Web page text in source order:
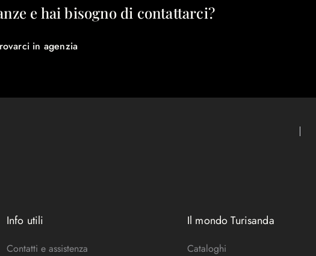
e hai bisogno di contattarci?
in agenzia
Info utili
Contatti e assistenza
Il mondo Turisanda
Cataloghi